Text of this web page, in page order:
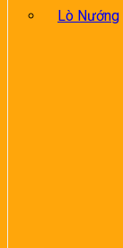
Lò Nướng